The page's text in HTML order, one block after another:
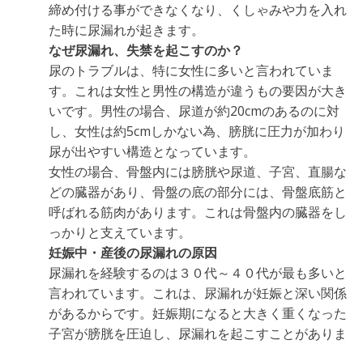
締め付ける事ができなくなり、くしゃみや力を入れ
た時に尿漏れが起きます。
なぜ尿漏れ、失禁を起こすのか？
尿のトラブルは、特に女性に多いと言われていま
す。これは女性と男性の構造が違うもの要因が大き
いです。男性の場合、尿道が約20cmのあるのに対
し、女性は約5cmしかない為、膀胱に圧力が加わり
尿が出やすい構造となっています。
女性の場合、骨盤内には膀胱や尿道、子宮、直腸な
どの臓器があり、骨盤の底の部分には、骨盤底筋と
呼ばれる筋肉があります。これは骨盤内の臓器をし
っかりと支えています。
妊娠中・産後の尿漏れの原因
尿漏れを経験するのは３０代～４０代が最も多いと
言われています。これは、尿漏れが妊娠と深い関係
があるからです。妊娠期になると大きく重くなった
子宮が膀胱を圧迫し、尿漏れを起こすことがありま